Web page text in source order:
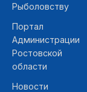
Рыболовству
Портал
Администрации
Ростовской
области
Новости